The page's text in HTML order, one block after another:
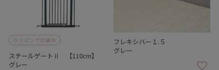
ラッピング対象外
スチールゲートⅡ 【110cm】
グレー
フレキシバー１.５
グレー